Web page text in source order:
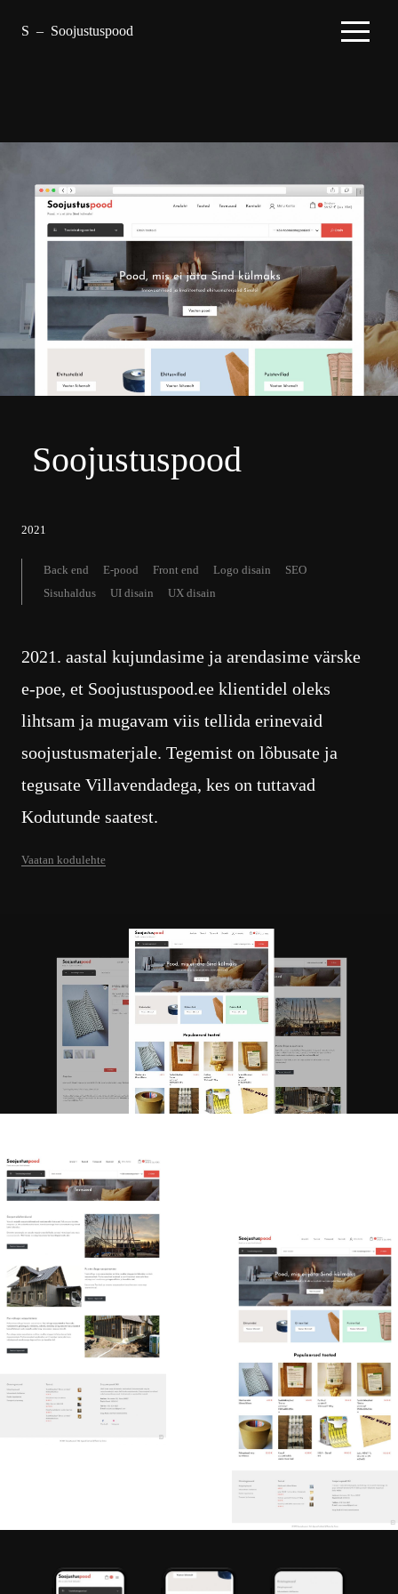
S – Soojustuspood
Soojustuspood
2021
Back end E-pood Front end Logo disain
SEO
Sisuhaldus
UI disain UX disain
2021. aastal kujundasime ja arendasime värske
e-poe, et Soojustuspood.ee klientidel oleks
lihtsam ja mugavam viis tellida erinevaid
soojustusmaterjale. Tegemist on lõbusate ja
tegusate Villavendadega, kes on tuttavad
Kodutunde saatest.
Vaatan kodulehte